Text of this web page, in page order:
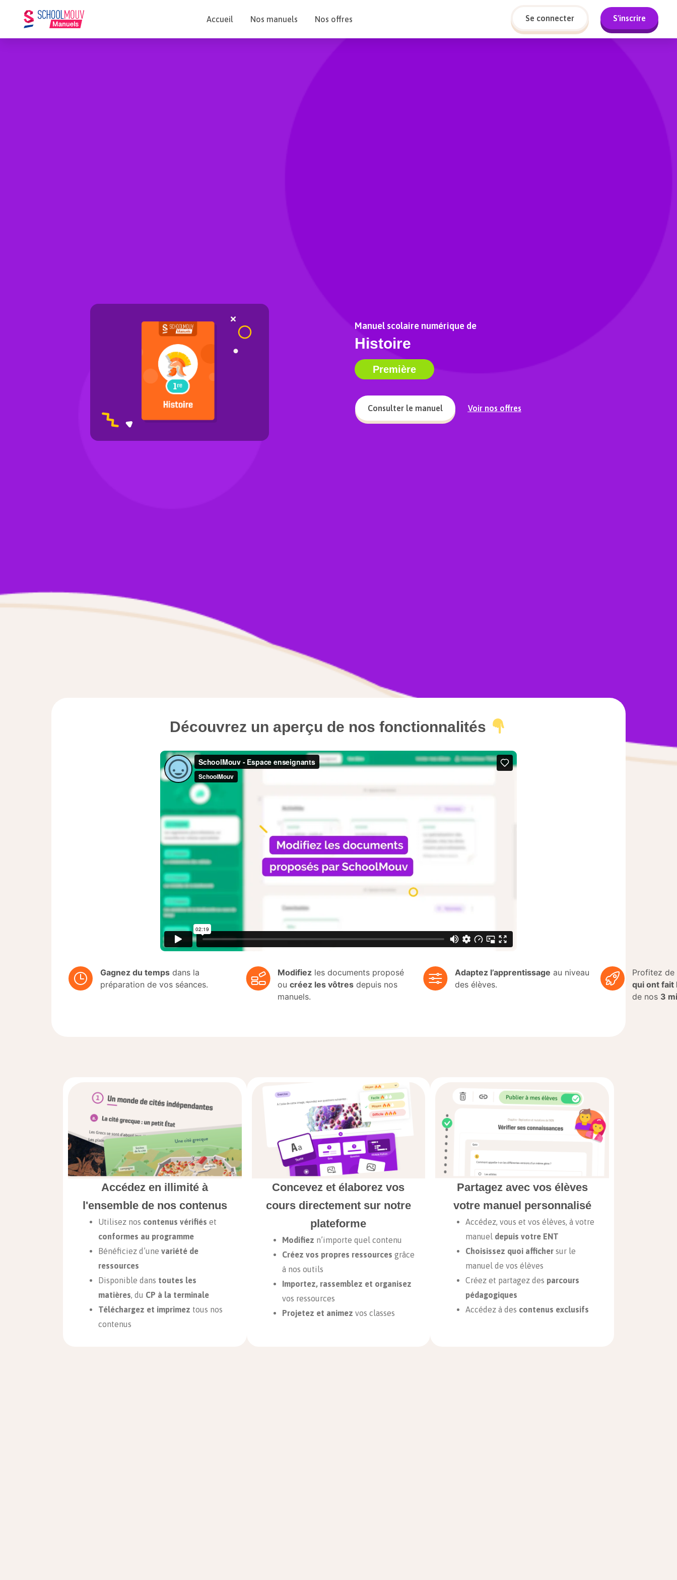
Accueil Nos manuels Nos offres Se connecter S'inscrire
Manuel scolaire numérique de
Histoire
Première
Consulter le manuel Voir nos offres
Découvrez un aperçu de nos fonctionnalités
Gagnez du temps dans la
préparation de vos séances.
Modifiez les documents proposé
oucréez les vôtres depuis nos
manuels.
Adaptez l’apprentissage au niveau
des élèves.
Profitez
qui ont fait
de nos 3
Accédez en illimité à
l'ensemble de nos contenus
Utilisez nos contenus vérifiés et
conformes au programme
Bénéficiez d’une variété de
ressources
Disponible dans toutes les
matières, du CP à la terminale
Téléchargez et imprimez tous nos
contenus
Concevez et élaborez vos
cours directement sur notre
plateforme
Modifiez n’importe quel contenu
Créez vos propres ressources grâce
à nos outils
Importez, rassemblez et organisez
vos ressources
Projetez et animez vos classes
Partagez avec vos élèves
votre manuel personnalisé
Accédez, vous et vos élèves, à votre
manuel depuis votre ENT
Choisissez quoi affichersur le
manuel de vos élèves
Créez et partagez des parcours
pédagogiques
Accédez à des contenus exclusifs